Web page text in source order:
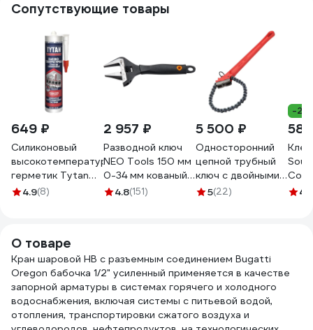
Сопутствующие товары
649 ₽
Силиконовый
высокотемпературный
герметик Tytan
PROFESSIONAL
4.9(8)
2 957 ₽
Разводной ключ
NEO Tools 150 мм
0-34 мм кованый
03-015
4.8(151)
5 500 ₽
Односторонний
цепной трубный
ключ с двойными
губками REKON 14"
5(22)
-
ФС,4.6
О товаре
Кран шаровой HB с разъемным соединением Bugatti
Oregon бабочка 1/2" усиленный применяется в качестве
запорной арматуры в системах горячего и холодного
водоснабжения, включая системы с питьевой водой,
отопления, транспортировки сжатого воздуха и